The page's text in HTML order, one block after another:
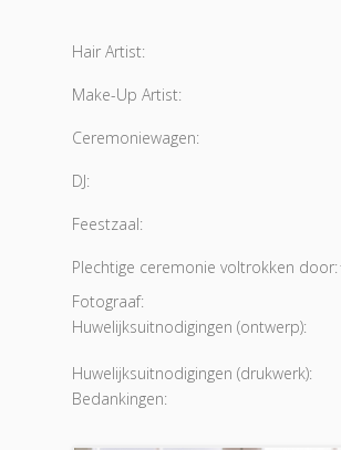
Hair Artist:
Make-Up Artist:
Ceremoniewagen:
DJ:
Feestzaal:
Plechtige ceremonie voltrokken door:
Fotograaf:
Huwelijksuitnodigingen (ontwerp):
Huwelijksuitnodigingen (drukwerk):
Bedankingen: